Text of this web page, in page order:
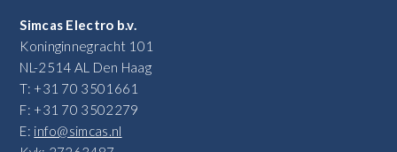
Simcas Electro b.v.
Koninginnegracht 101
NL-2514 AL Den Haag
T: +31 70 3501661
F: +31 70 3502279
E: info@simcas.nl